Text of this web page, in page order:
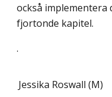
också implementera
fjortonde kapitel.
.
Jessika Roswall (M)